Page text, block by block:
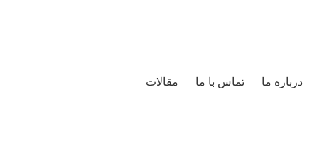
درباره ما تماس با ما مقالات